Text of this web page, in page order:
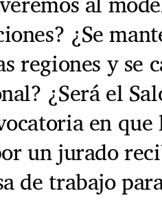
¿Se
regiones y se
¿Será el
en
un jurado
de trabajo